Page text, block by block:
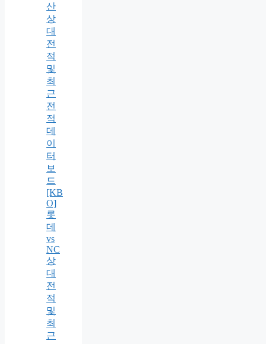
산
상
대
전
적
및
최
근
전
적
데
이
터
보
드
[KB
O]
롯
데
vs
NC
상
대
전
적
및
최
근